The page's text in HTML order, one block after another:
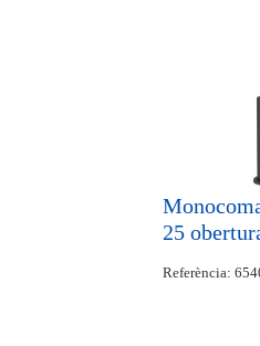
25
Referència: